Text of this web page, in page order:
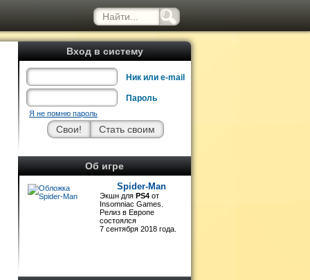
Вход в систему
Ник или e-mail
Пароль
Я не помню пароль
Об игре
Spider-Man
Экшн для PS4 от
Insomniac Games.
Релиз в Европе
состоялся
7 сентября 2018 года.